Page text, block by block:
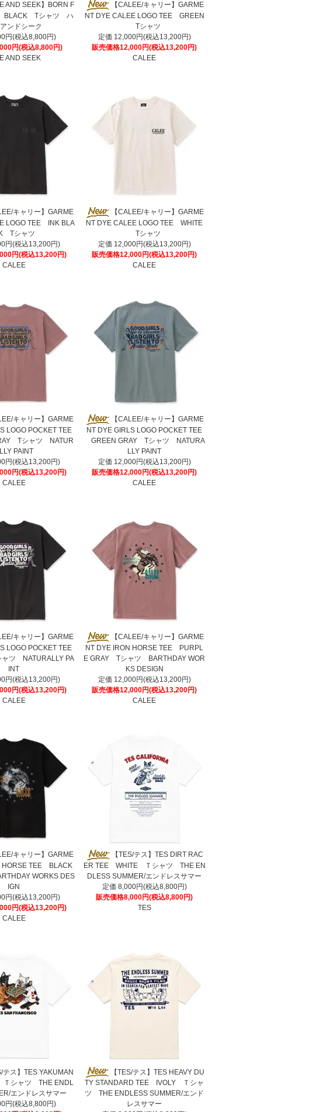
AND SEEK】BORN F
BLACK Tシャツ ハ
ンドシーク
円(税込8,800円)
円(税込8,800円)
AND SEEK
【CALEE/キャリー】GARME
NT DYE CALEE LOGO TEE GREEN
Tシャツ
定価 12,000円(税込13,200円)
販売価格12,000円(税込13,200円)
CALEE
キャリー】GARME
LOGO TEE INK BLA
Tシャツ
円(税込13,200円)
円(税込13,200円)
CALEE
【CALEE/キャリー】GARME
NT DYE CALEE LOGO TEE WHITE
Tシャツ
定価 12,000円(税込13,200円)
販売価格12,000円(税込13,200円)
CALEE
キャリー】GARME
LOGO POCKET TEE
Tシャツ NATUR
PAINT
円(税込13,200円)
円(税込13,200円)
CALEE
【CALEE/キャリー】GARME
NT DYE GIRLS LOGO POCKET TEE
GREEN GRAY Tシャツ NATURA
LLY PAINT
定価 12,000円(税込13,200円)
販売価格12,000円(税込13,200円)
CALEE
キャリー】GARME
LOGO POCKET TEE
ツ NATURALLY PA
INT
円(税込13,200円)
円(税込13,200円)
CALEE
【CALEE/キャリー】GARME
NT DYE IRON HORSE TEE PURPL
E GRAY Tシャツ BARTHDAY WOR
KS DESIGN
定価 12,000円(税込13,200円)
販売価格12,000円(税込13,200円)
CALEE
キャリー】GARME
HORSE TEE BLACK
WORKS DES
IGN
円(税込13,200円)
円(税込13,200円)
CALEE
【TES/テス】TES DIRT RAC
ER TEE WHITE Ｔシャツ THE EN
DLESS SUMMER/エンドレスサマー
定価 8,000円(税込8,800円)
販売価格8,000円(税込8,800円)
TES
テス】TES YAKUMAN
シャツ THE ENDL
エンドレスサマー
円(税込8,800円)
【TES/テス】TES HEAVY DU
TY STANDARD TEE IVOLY Ｔシャ
ツ THE ENDLESS SUMMER/エンド
レスサマー